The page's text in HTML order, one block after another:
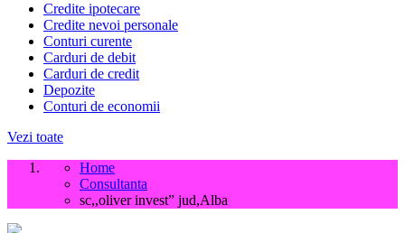
Credite ipotecare
Credite nevoi personale
Conturi curente
Carduri de debit
Carduri de credit
Depozite
Conturi de economii
Vezi toate
Home
Consultanta
sc,,oliver invest” jud,Alba